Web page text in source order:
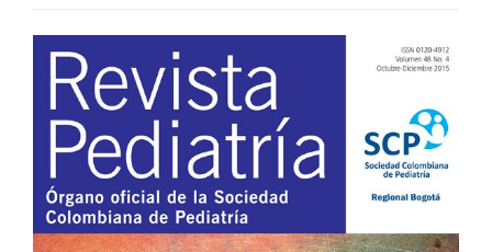
Barra
lateral
del
artículo